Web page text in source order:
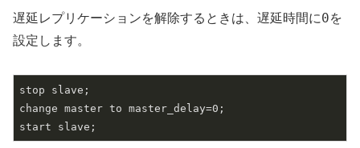
遅延レプリケーションを解除するときは、遅延時間に0を
設定します。
stop slave;
change master to master_delay=0;
start slave;